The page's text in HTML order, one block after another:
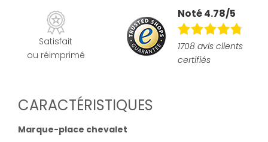
Satisfait
ou réimprimé
Noté 4.78/5
1708 avis clients
certifiés
CARACTÉRISTIQUES
Marque-place chevalet